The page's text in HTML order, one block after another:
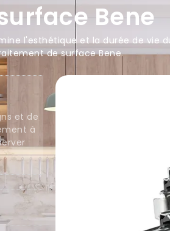
Bene
l'esthétique et la durée de vie
de surface Bene.
et de
à